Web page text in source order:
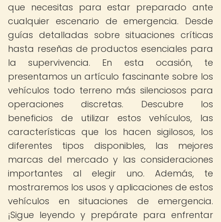
que necesitas para estar preparado ante
cualquier escenario de emergencia. Desde
guías detalladas sobre situaciones críticas
hasta reseñas de productos esenciales para
la supervivencia. En esta ocasión, te
presentamos un artículo fascinante sobre los
vehículos todo terreno más silenciosos para
operaciones discretas. Descubre los
beneficios de utilizar estos vehículos, las
características que los hacen sigilosos, los
diferentes tipos disponibles, las mejores
marcas del mercado y las consideraciones
importantes al elegir uno. Además, te
mostraremos los usos y aplicaciones de estos
vehículos en situaciones de emergencia.
¡Sigue leyendo y prepárate para enfrentar